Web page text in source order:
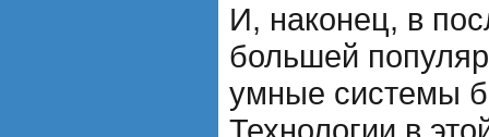
И, наконец, в
большей
умные системы